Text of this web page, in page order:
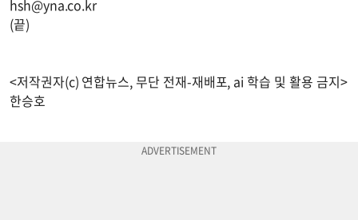
hsh@yna.co.kr
(끝)
<저작권자(c) 연합뉴스, 무단 전재-재배포, ai 학습 및 활용 금지>
한승호